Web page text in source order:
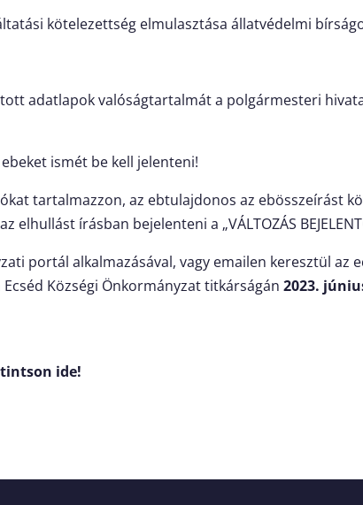
kötelezettség elmulasztása állatvédelmi
adatlapok valóságtartalmát a polgármesteri
ismét be kell jelenteni!
tartalmazzon, az ebtulajdonos az ebösszeírást
írásban bejelenteni a „VÁLTOZÁS
portál alkalmazásával, vagy emailen keresztül az
Községi Önkormányzat titkárságán2023.
ide!